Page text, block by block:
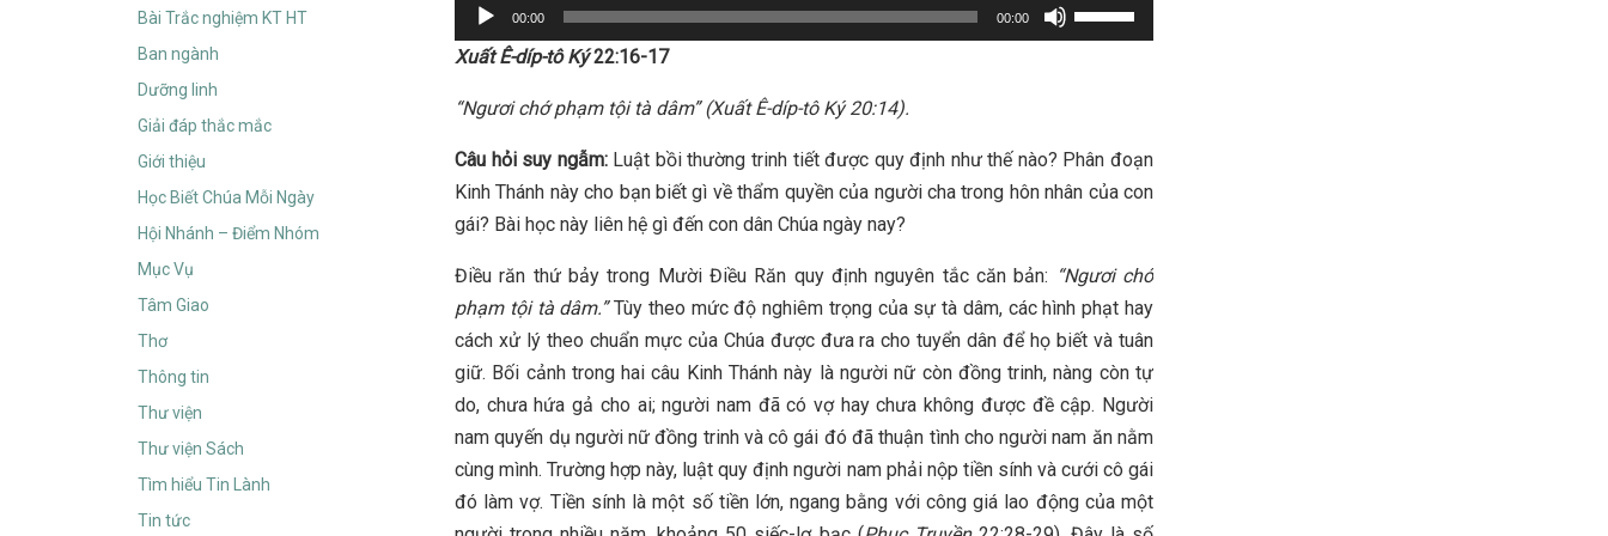
Audio
Player
00:00 00:00
Use
Up/Down
increase
or
volume.
Xuất Ê-díp-tô Ký22:16-17
“Ngươi chớ phạm tội tà dâm” (Xuất Ê-díp-tô Ký 20:14).
Câu hỏi suy ngẫm:Luật bồi thường trinh tiết được quy định như thế nào? Phân đoạn
Kinh Thánh này cho bạn biết gì về thẩm quyền của người cha trong hôn nhân của con
gái? Bài học này liên hệ gì đến con dân Chúa ngày nay?
Điều răn thứ bảy trong Mười Điều Răn quy định nguyên tắc căn bản: “Ngươi chớ
phạm tội tà dâm.”Tùy theo mức độ nghiêm trọng của sự tà dâm, các hình phạt hay
cách xử lý theo chuẩn mực của Chúa được đưa ra cho tuyển dân để họ biết và tuân
giữ. Bối cảnh trong hai câu Kinh Thánh này là người nữ còn đồng trinh, nàng còn tự
do, chưa hứa gả cho ai; người nam đã có vợ hay chưa không được đề cập. Người
nam quyến dụ người nữ đồng trinh và cô gái đó đã thuận tình cho người nam ăn nằm
cùng mình. Trường hợp này, luật quy định người nam phải nộp tiền sính và cưới cô gái
đó làm vợ. Tiền sính là một số tiền lớn, ngang bằng với công giá lao động của một
Bài Trắc nghiệm KT HT
Ban ngành
Dưỡng linh
Giải đáp thắc mắc
Giới thiệu
Học Biết Chúa Mỗi Ngày
Hội Nhánh – Điểm Nhóm
Mục Vụ
Tâm Giao
Thơ
Thông tin
Thư viện
Thư viện Sách
Tìm hiểu Tin Lành
Tin tức